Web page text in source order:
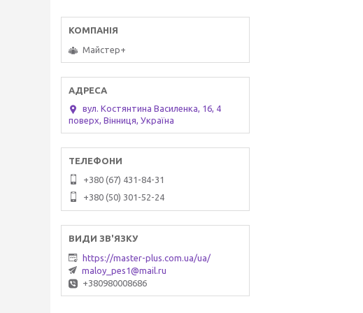
Майстер+
вул. Костянтина Василенка, 16, 4
поверх, Вінниця, Україна
+380 (67) 431-84-31
+380 (50) 301-52-24
https://master-plus.com.ua/ua/
maloy_pes1@mail.ru
+380980008686